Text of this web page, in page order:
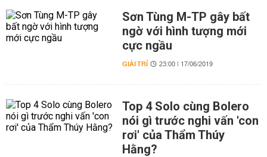
Sơn Tùng M-TP gây bất
ngờ với hình tượng mới
cực ngầu
GIẢI TRÍ 23:00 | 17/06/2019
Top 4 Solo cùng Bolero
nói gì trước nghi vấn 'con
rơi' của Thẩm Thúy
Hằng?